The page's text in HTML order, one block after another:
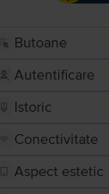
Butoane
Autentificare
Istoric
Conectivitate
Aspect estetic